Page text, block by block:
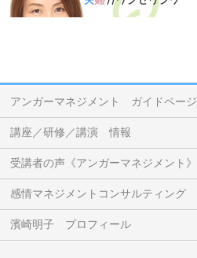
アンガーマネジメント ガイドページ
講座／研修／講演 情報
受講者の声《アンガーマネジメント》
感情マネジメントコンサルティング
濱崎明子 プロフィール